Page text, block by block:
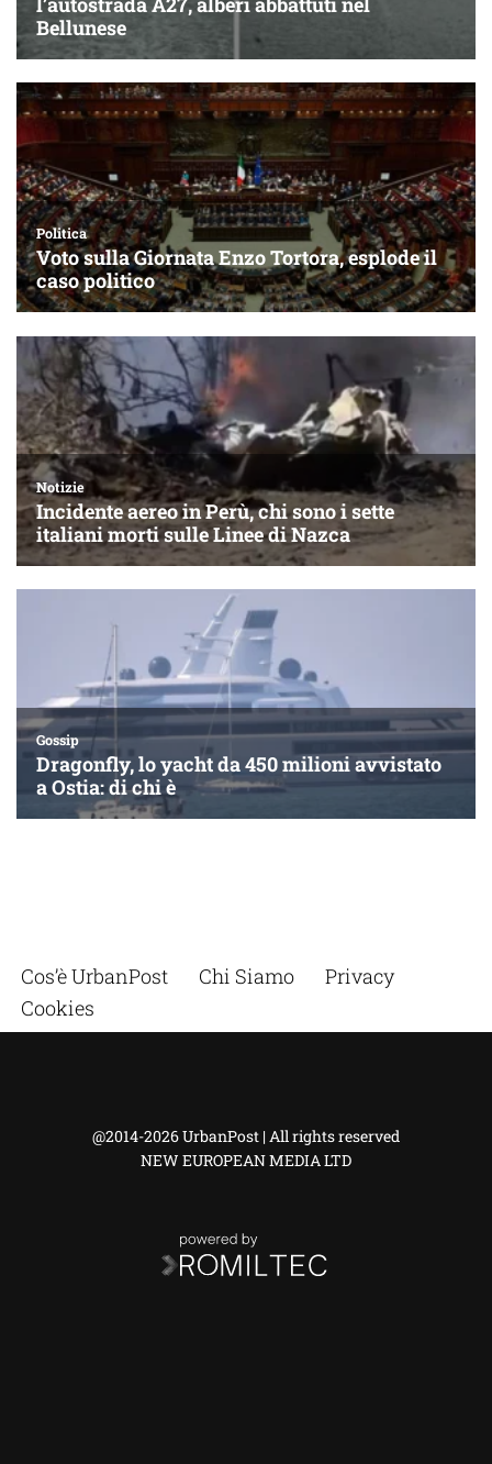
Cos’è UrbanPost Chi Siamo
Privacy
Cookies
@2014-2026 UrbanPost | All rights reserved
NEW EUROPEAN MEDIA LTD